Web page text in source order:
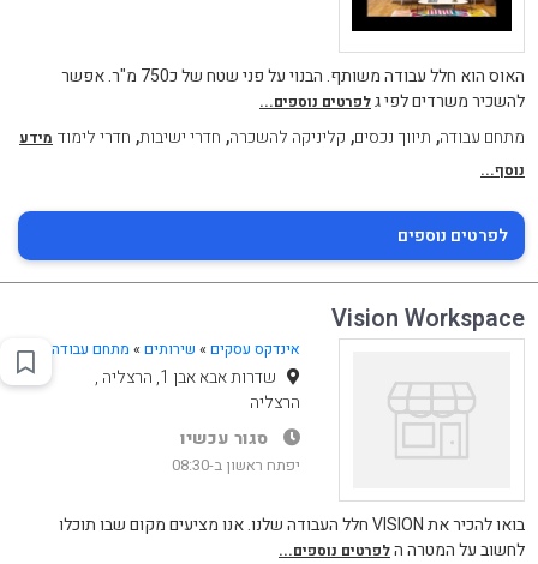
האוס הוא חלל עבודה משותף. הבנוי על פני שטח של כ750 מ"ר. אפשר
להשכיר משרדים לפי גלפרטים נוספים...
מתחם עבודה, תיווך נכסים, קליניקה להשכרה, חדרי ישיבות, חדרי לימוד מידע
נוסף...
לפרטים נוספים
Vision Workspace
אינדקס עסקים » שירותים» מתחם עבודה
שדרות אבא אבן 1, הרצליה ,
הרצליה
סגור עכשיו
יפתח ראשון ב-08:30
בואו להכיר את VISION חלל העבודה שלנו. אנו מציעים מקום שבו תוכלו
לחשוב על המטרה הלפרטים נוספים...